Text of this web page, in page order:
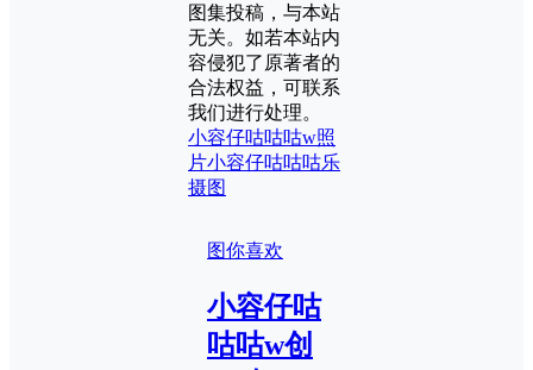
图集投稿，与本站
无关。如若本站内
容侵犯了原著者的
合法权益，可联系
我们进行处理。
小容仔咕咕咕w照
片小容仔咕咕咕乐
摄图
图你喜欢
小容仔咕
咕咕w创